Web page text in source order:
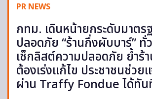
PR NEWS
กทม. เดินหน้ายกระดับมาตร
ปลอดภัย “ร้านกึ่งผับบาร์” ทั่
เช็กลิสต์ความปลอดภัย ย้ำร้
ต้องเร่งแก้ไข ประชาชนช่วยแ
ผ่าน Traffy Fondue ได้ทัน